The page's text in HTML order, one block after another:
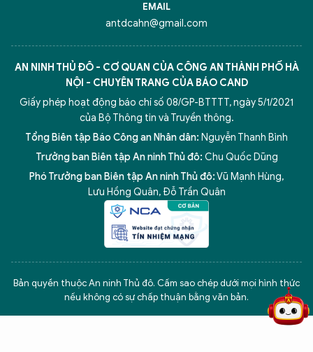
EMAIL
antdcahn@gmail.com
AN NINH THỦ ĐÔ - CƠ QUAN CỦA CÔNG AN THÀNH PHỐ HÀ
NỘI - CHUYÊN TRANG CỦA BÁO CAND
Giấy phép hoạt động báo chí số 08/GP-BTTTT, ngày 5/1/2021
của Bộ Thông tin và Truyền thông.
Tổng Biên tập Báo Công an Nhân dân: Nguyễn Thanh Bình
Trưởng ban Biên tập An ninh Thủ đô: Chu Quốc Dũng
Phó Trưởng ban Biên tập An ninh Thủ đô:Vũ Mạnh Hùng,
Lưu Hồng Quân, Đỗ Trần Quân
Bản quyền thuộc An ninh Thủ đô. Cấm sao chép dưới mọi hình thức
nếu không có sự chấp thuận bằng văn bản.
5 điểm nghẽn của Hà Nội giải pháp xử lý điểm nghẽn của